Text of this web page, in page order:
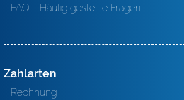
FAQ - Häufig gestellte Fragen
Zahlarten
Rechnung